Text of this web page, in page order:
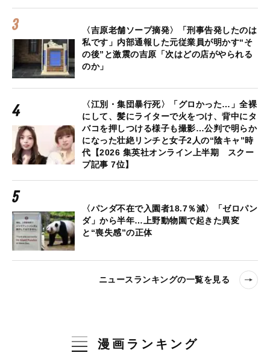
〈吉原老舗ソープ摘発〉「刑事告発したのは
私です」内部通報した元従業員が明かす“そ
の後”と激震の吉原「次はどの店がやられる
のか」
〈江別・集団暴行死〉「グロかった…」全裸
にして、髪にライターで火をつけ、背中にタ
バコを押しつける様子も撮影…公判で明らか
になった壮絶リンチと女子2人の“陰キャ”時
代【2026 集英社オンライン上半期 スクー
プ記事 7位】
〈パンダ不在で入園者18.7％減〉「ゼロパン
ダ」から半年…上野動物園で起きた異変
と“喪失感”の正体
ニュースランキングの一覧を見る
漫画ランキング